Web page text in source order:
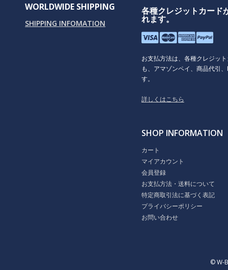
WORLDWIDE SHIPPING
SHIPPING INFOMATION
各種クレジットカード
れます。
お支払方法は、各種クレジッ
も、アマゾンペイ、商品代引
す。
詳しくはこちら
SHOP INFORMATION
カート
マイアカウント
会員登録
お支払方法・送料について
特定商取引法に基づく表記
プライバシーポリシー
お問い合わせ
© W-